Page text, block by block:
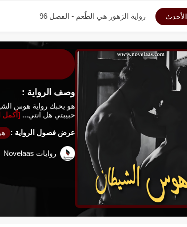
الأحدث رواية الزهور هي الطُعم - الفصل 96
رواية الزهور هي الطُعم - الفصل 94
رواية الزهور هي الطُعم - الفصل 93
رواية الزهور هي الطُعم - الفصل 92
رواية الزهور هي الطُعم - الفصل 91
رواية الزهور هي الطُعم - الفصل 90
رواية الزهور هي الطُعم - الفصل 89
وصف الرواية :
حبيبتي هل انتي...[أكمل
عرض فصول الرواية :
روايات Novelaas